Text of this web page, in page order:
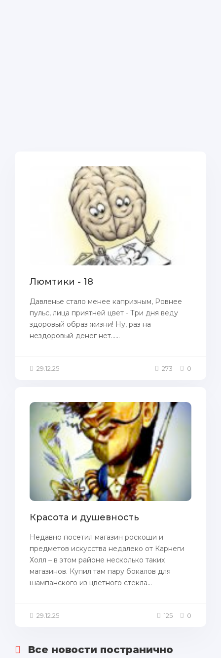
Люмтики - 18
Давленье стало менее капризным, Ровнее
пульс, лица приятней цвет - Три дня веду
здоровый образ жизни! Ну, раз на
нездоровый денег нет......
29.12.25 273 0
Красота и душевность
Недавно посетил магазин роскоши и
предметов искусства недалеко от Карнеги
Холл – в этом районе несколько таких
магазинов. Купил там пару бокалов для
шампанского из цветного стекла...
29.12.25 125 0
Все новости постранично